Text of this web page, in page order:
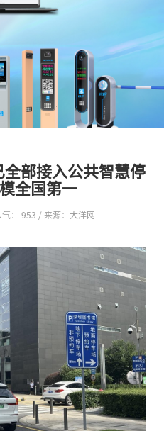
部接入公共智慧停
全国第一
： 953 / 来源：大洋网